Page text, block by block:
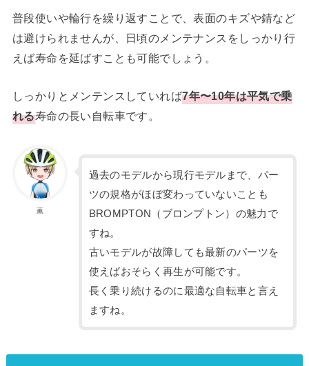
普段使いや輪行を繰り返すことで、表面のキズや錆など
は避けられませんが、日頃のメンテナンスをしっかり行
えば寿命を延ばすことも可能でしょう。
しっかりとメンテンスしていれば7年〜10年は平気で乗
れる寿命の長い自転車です。
薫
過去のモデルから現行モデルまで、パー
ツの規格がほぼ変わっていないことも
BROMPTON（ブロンプトン）の魅力で
すね。
古いモデルが故障しても最新のパーツを
使えばおそらく再生が可能です。
長く乗り続けるのに最適な自転車と言え
ますね。